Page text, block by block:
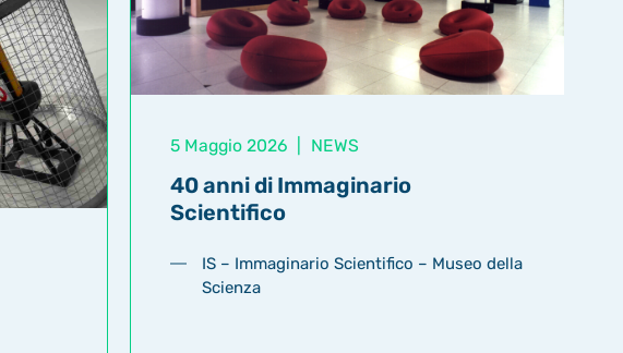
5 Maggio 2026 NEWS
40 anni di Immaginario
Scientifico
IS – Immaginario Scientifico – Museo della
Scienza